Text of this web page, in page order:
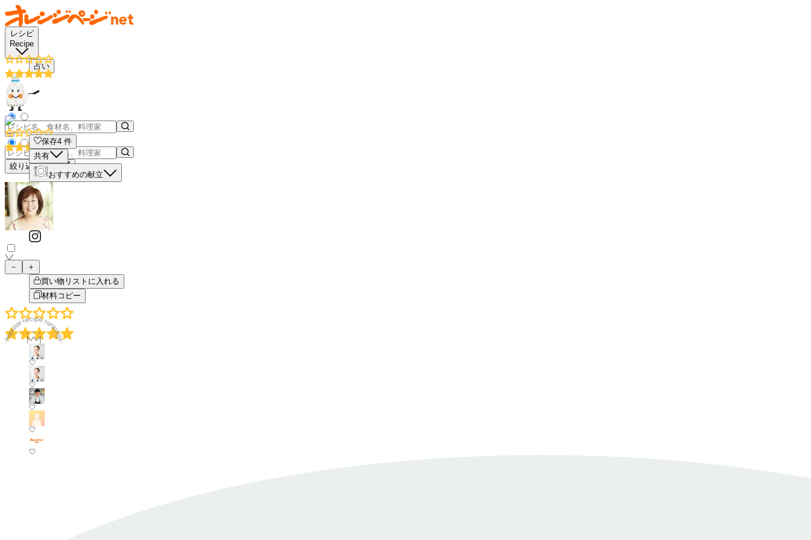
レシピ
Recipe
占い
絞り込み検索
保存4 件
共有
おすすめの献立
－
＋
買い物リストに入れる
材料コピー